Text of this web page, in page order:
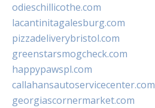
odieschillicothe.com
lacantinitagalesburg.com
pizzadeliverybristol.com
greenstarsmogcheck.com
happypawspl.com
callahansautoservicecenter.com
georgiascornermarket.com